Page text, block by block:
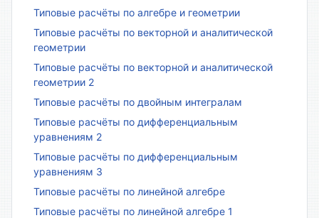
Типовые расчёты по алгебре и геометрии
Типовые расчёты по векторной и аналитической
геометрии
Типовые расчёты по векторной и аналитической
геометрии 2
Типовые расчёты по двойным интегралам
Типовые расчёты по дифференциальным
уравнениям 2
Типовые расчёты по дифференциальным
уравнениям 3
Типовые расчёты по линейной алгебре
Типовые расчёты по линейной алгебре 1